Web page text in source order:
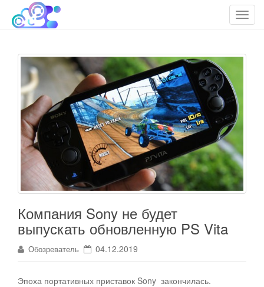
T
g
g
a
t
i
Облако технологий
cloudteh.ru
Компания Sony не будет
выпускать обновленную PS Vita
Обозреватель 04.12.2019
Эпоха портативных приставок Sony закончилась.